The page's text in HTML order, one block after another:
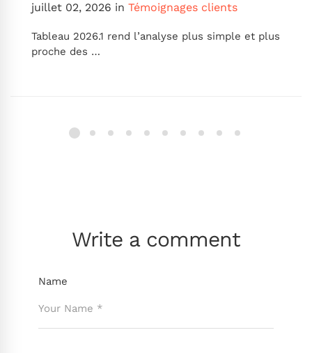
juillet 02, 2026 in Témoignages clients
Tableau 2026.1 rend l’analyse plus simple et plus
proche des …
Write a comment
Name